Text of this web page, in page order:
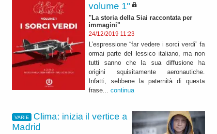
volume 1"
"La storia della Siai raccontata per
immagini"
24/12/2019 11:23
L’espressione “far vedere i sorci verdi” fa
ormai parte del lessico italiano, ma non
tutti sanno che la sua diffusione ha
origini squisitamente aeronautiche.
Infatti, sebbene la paternità di questa
frase... continua
VARIE
Clima: inizia il vertice a
Madrid